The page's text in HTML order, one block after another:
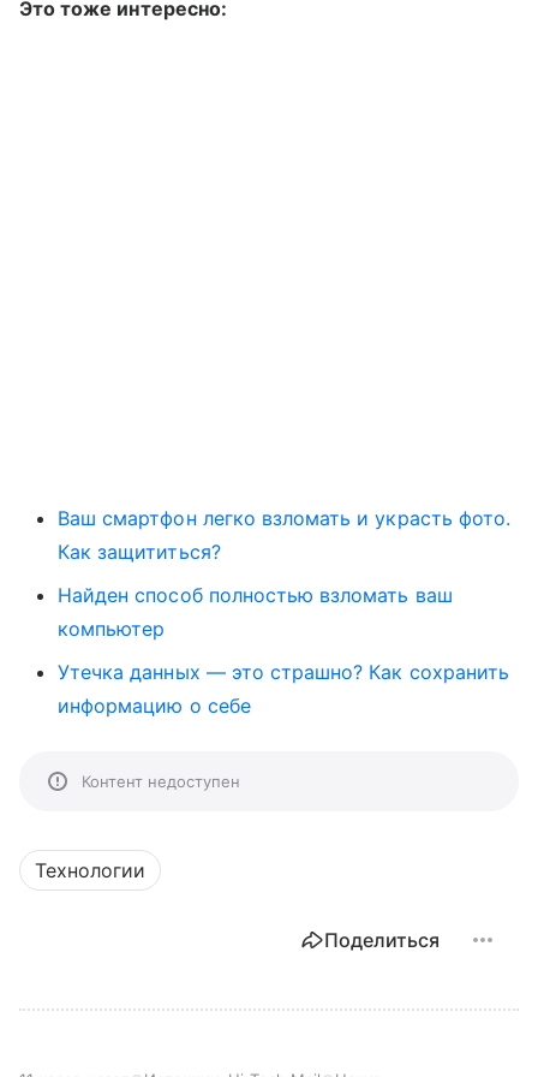
Это тоже интересно:
Ваш смартфон легко взломать и украсть фото.
Как защититься?
Найден способ полностью взломать ваш
компьютер
Утечка данных — это страшно? Как сохранить
информацию о себе
Контент недоступен
Технологии
Поделиться